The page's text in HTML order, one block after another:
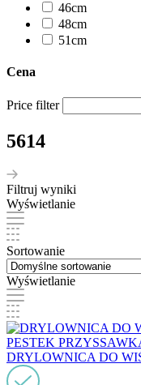
46cm
48cm
51cm
Cena
Price filter
5614
Filtruj wyniki
Wyświetlanie
Sortowanie
Wyświetlanie
DRYLOWNICA DO